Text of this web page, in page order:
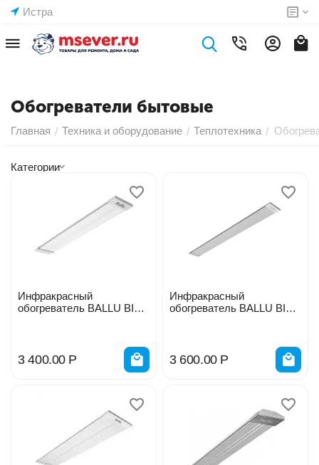
Истра
Обогреватели бытовые
Главная / Техника и оборудование / Теплотехника /
Категории
Инфракрасный
обогреватель BALLU BIH-
3 400.00 Р
Инфракрасный
обогреватель BALLU BIH-
3 600.00 Р